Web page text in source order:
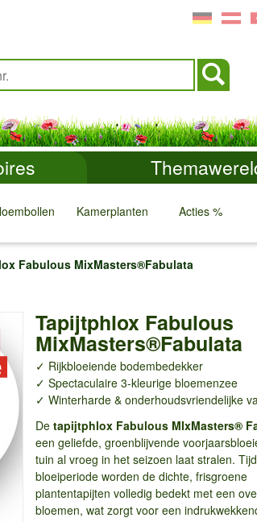
Kamerplanten
↓
Acties %
↓ ↓
Fabulous MixMasters®Fabulata
Tapijtphlox Fabulous
MixMasters®Fabulata
✓ Rijkbloeiende bodembedekker
✓ Spectaculaire 3-kleurige bloemenzee
✓ Winterharde & onderhoudsvriendelijke
De tapijtphlox Fabulous MIxMasters®
een geliefde, groenblijvende
tuin al vroeg in het seizoen laat stralen.
bloeiperiode worden de dichte, frisgroene
plantentapijten volledig bedekt met een
bloemen, wat zorgt voor een